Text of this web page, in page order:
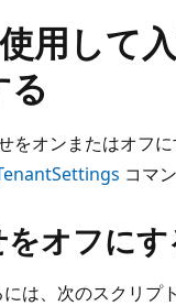
用して
をオンまたはオフ
コマ
オフにす
は、次のスクリプ